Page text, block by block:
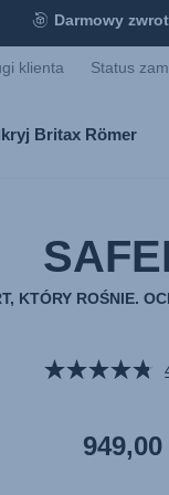
Darmowy zwrot
klienta Status
Britax Römer
KTÓRY ROŚNIE.
949,00